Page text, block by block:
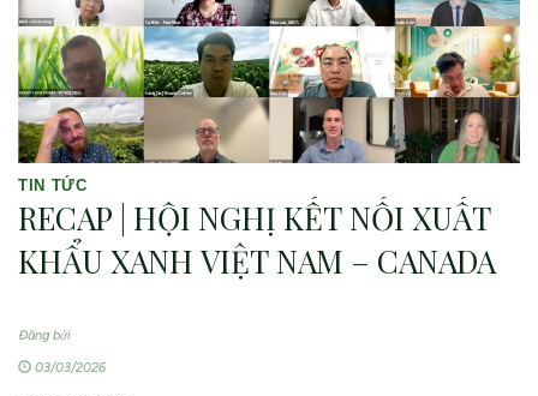
TIN TỨC
RECAP | HỘI NGHỊ KẾT NỐI XUẤT
KHẨU XANH VIỆT NAM – CANADA
Đăng bởi
03/03/2026